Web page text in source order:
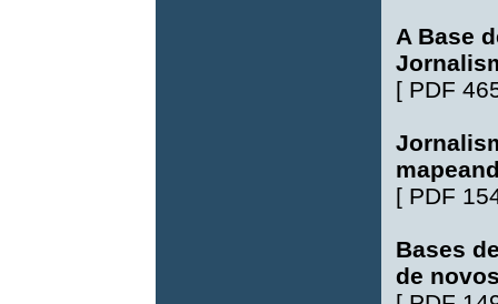
A Base
[ PDF
[ PDF
Bases
de